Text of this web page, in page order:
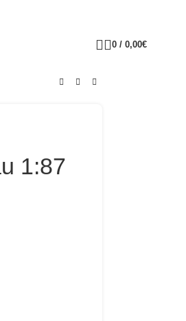
0 / 0,00€
1:87